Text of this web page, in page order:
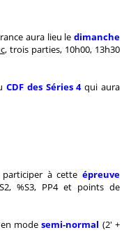
aura lieu le dimanche
, trois parties, 10h00, 13h30
CDF des Séries 4qui aura
à cette épreuve
%S3, PP4 et points de
mode semi-normal (2' +